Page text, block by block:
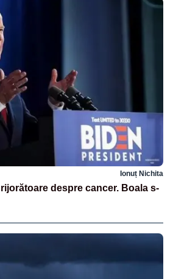
Ionuț Nichita
despre cancer. Boala s-